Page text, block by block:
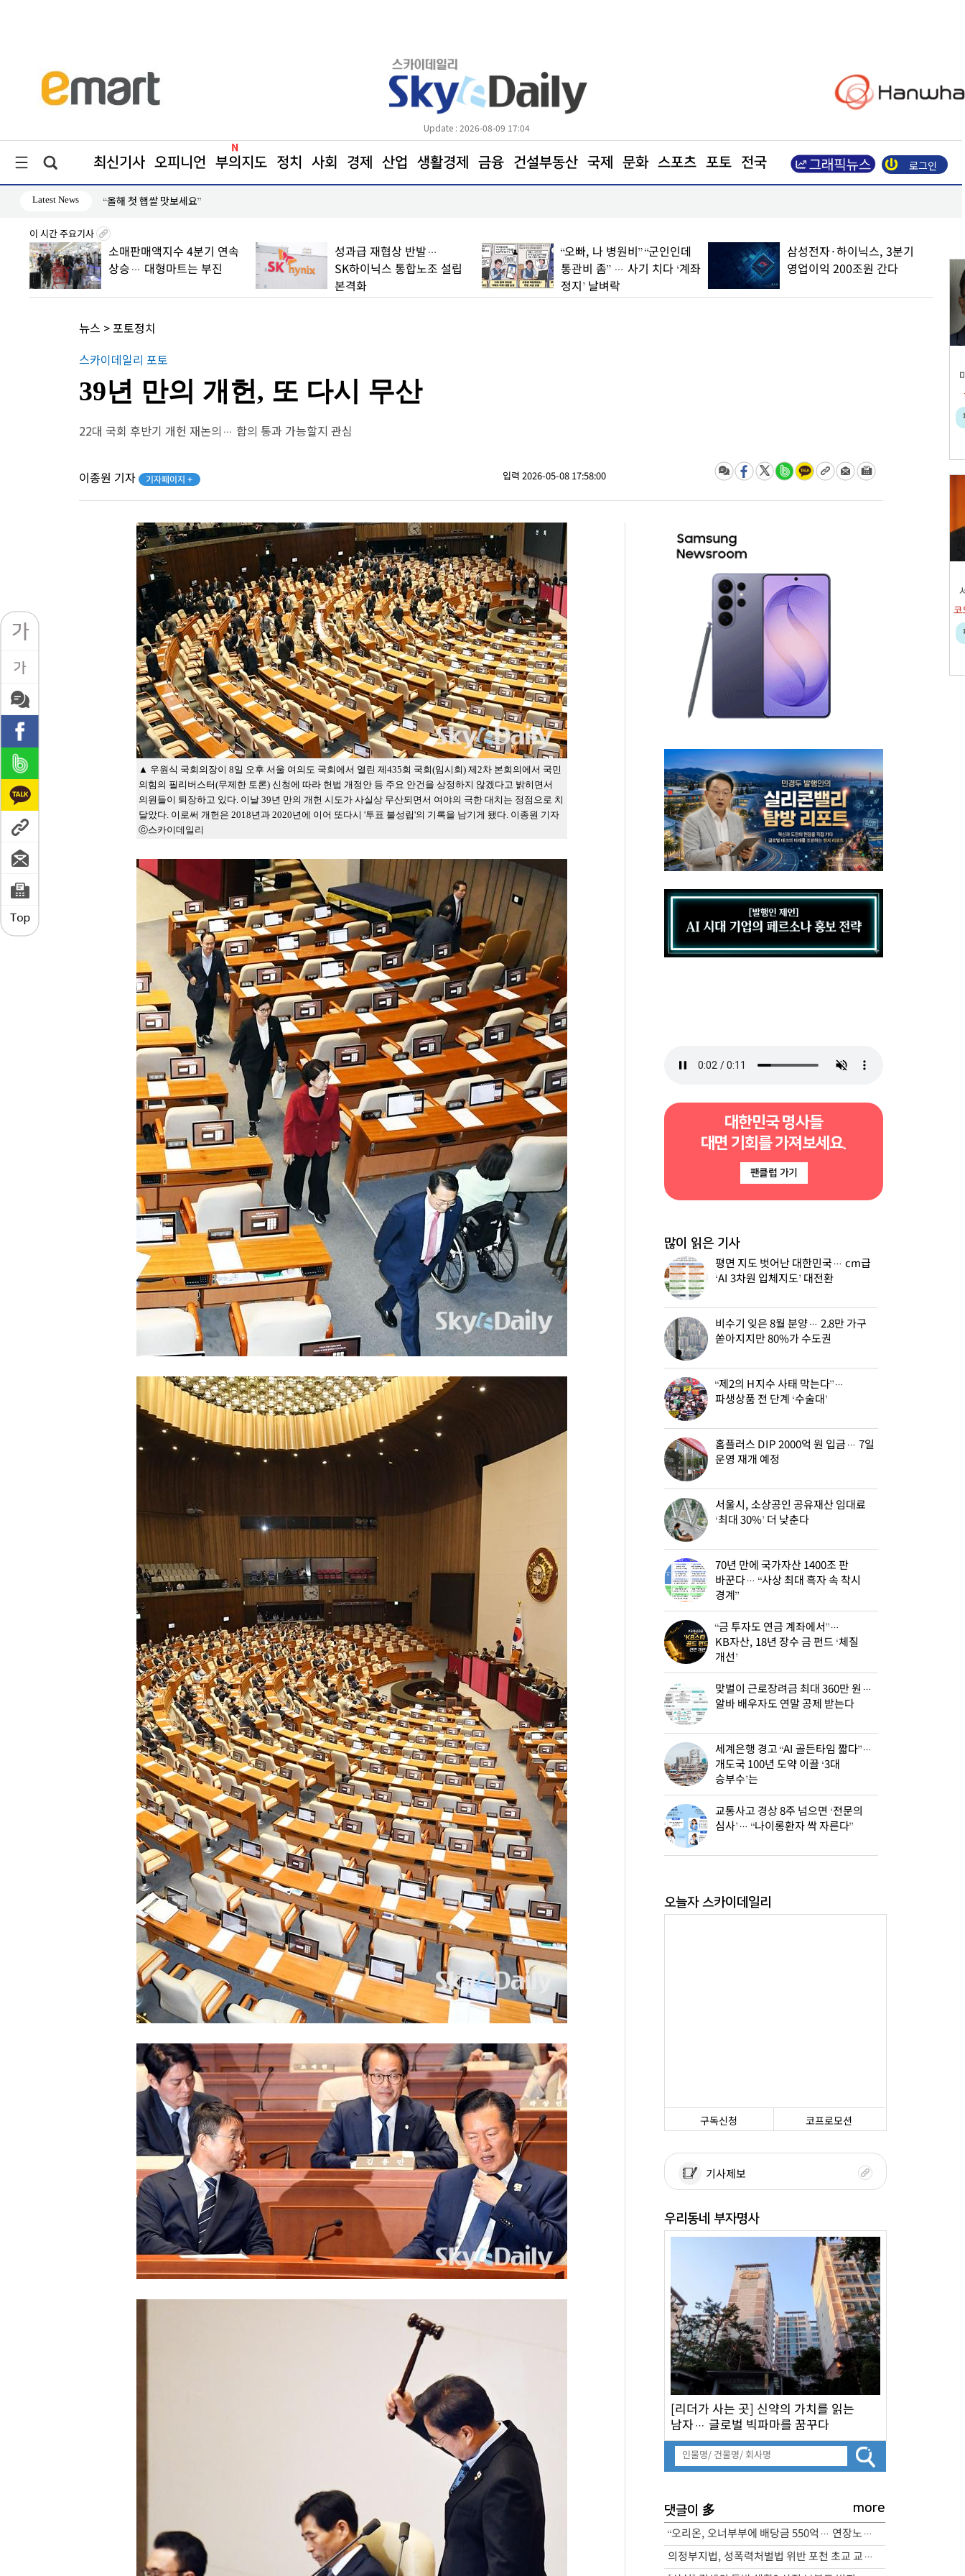
Update : 2026-08-09 17:04
최신기사 오피니언 부의지도 정치 사회 경제 산업 생활경제 금융 건설부동산 국제 문화 스포츠 포토 전국 로그인
Latest News “올해 첫 햅쌀 맛보세요”
이 시간 주요기사
소매판매액지수 4분기 연속
상승… 대형마트는 부진
성과급 재협상 반발…
SK하이닉스 통합노조 설립
본격화
“오빠, 나 병원비” “군인인데
통관비 좀” … 사기 치다 ‘계좌
정지’ 날벼락
삼성전자·하이닉스, 3분기
영업이익 200조원 간다
뉴스 > 포토정치
스카이데일리 포토
39년 만의 개헌, 또 다시 무산
22대 국회 후반기 개헌 재논의… 합의 통과 가능할지 관심
이종원 기자 기자페이지 + 입력 2026-05-08 17:58:00
▲ 우원식 국회의장이 8일 오후 서울 여의도 국회에서 열린 제435회 국회(임시회) 제2차 본회의에서 국민
의힘의 필리버스터(무제한 토론) 신청에 따라 헌법 개정안 등 주요 안건을 상정하지 않겠다고 밝히면서
의원들이 퇴장하고 있다. 이날 39년 만의 개헌 시도가 사실상 무산되면서 여야의 극한 대치는 정점으로 치
달았다. 이로써 개헌은 2018년과 2020년에 이어 또다시 '투표 불성립'의 기록을 남기게 됐다. 이종원 기자
ⓒ스카이데일리
대한민국 명사들
대면 기회를 가져보세요.
팬클럽 가기
많이 읽은 기사
평면 지도 벗어난 대한민국… cm급
‘AI 3차원 입체지도’ 대전환
비수기 잊은 8월 분양… 2.8만 가구
쏟아지지만 80%가 수도권
“제2의 H지수 사태 막는다”…
파생상품 전 단계 ‘수술대’
홈플러스 DIP 2000억 원 입금… 7일
운영 재개 예정
서울시, 소상공인 공유재산 임대료
‘최대 30%’ 더 낮춘다
70년 만에 국가자산 1400조 판
바꾼다… “사상 최대 흑자 속 착시
경계”
“금 투자도 연금 계좌에서”…
KB자산, 18년 장수 금 펀드 ‘체질
개선’
맞벌이 근로장려금 최대 360만 원…
알바 배우자도 연말 공제 받는다
세계은행 경고 “AI 골든타임 짧다”…
개도국 100년 도약 이끌 ‘3대
승부수’는
교통사고 경상 8주 넘으면 ‘전문의
심사’… “나이롱환자 싹 자른다”
오늘자 스카이데일리
구독신청 코프로모션
기사제보
우리동네 부자명사
[리더가 사는 곳] 신약의 가치를 읽는
남자… 글로벌 빅파마를 꿈꾸다
댓글이 多 more
“오리온, 오너부부에 배당금 550억… 연장노동엔 수당 미지급”
의정부지법, 성폭력처벌법 위반 포천 초교 교사 실형 선고